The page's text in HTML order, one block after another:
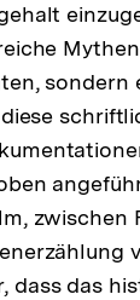
sondern
dass das